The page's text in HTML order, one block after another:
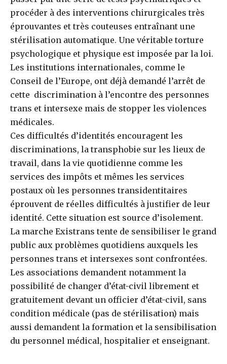
procéder à des interventions chirurgicales très
éprouvantes et très couteuses entraînant une
stérilisation automatique. Une véritable torture
psychologique et physique est imposée par la loi.
Les institutions internationales, comme le
Conseil de l’Europe, ont déjà demandé l’arrêt de
cette discrimination à l’encontre des personnes
trans et intersexe mais de stopper les violences
médicales.
Ces difficultés d’identités encouragent les
discriminations, la transphobie sur les lieux de
travail, dans la vie quotidienne comme les
services des impôts et mêmes les services
postaux où les personnes transidentitaires
éprouvent de réelles difficultés à justifier de leur
identité. Cette situation est source d’isolement.
La marche Existrans tente de sensibiliser le grand
public aux problèmes quotidiens auxquels les
personnes trans et intersexes sont confrontées.
Les associations demandent notamment la
possibilité de changer d’état-civil librement et
gratuitement devant un officier d’état-civil, sans
condition médicale (pas de stérilisation) mais
aussi demandent la formation et la sensibilisation
du personnel médical, hospitalier et enseignant.